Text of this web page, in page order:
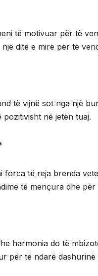
të motivuar për të
një ditë e mirë për të
të vijnë sot nga një
pozitivisht në jetën tuaj.
forca të reja brenda
të mençura dhe
harmonia do të
për të ndarë dashurinë